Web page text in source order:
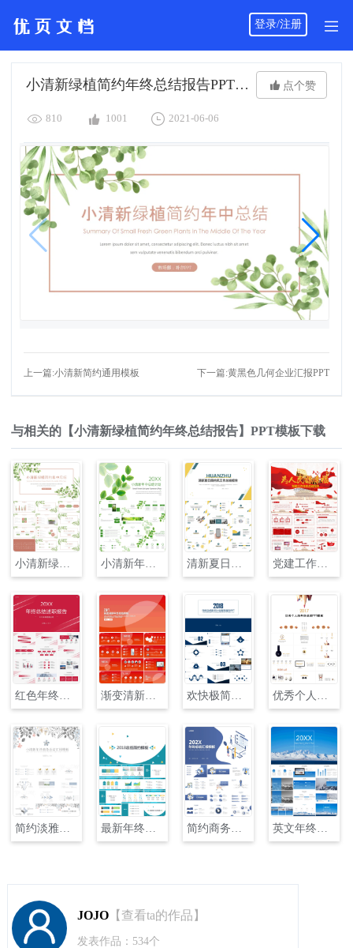
登录/注册
小清新绿植简约年终总结报告PPT模板  点个赞
 810  1001  2021-06-06
上一篇:小清新简约通用模板 下一篇:黄黑色几何企业汇报PPT
与相关的【小清新绿植简约年终总结报告】PPT模板下载
小清新绿植简约年终总结报告PPT模板 小清新年中总结报告PPT模板 清新夏日简约风工作总结报告PPT 党建工作年终总结报告PPT
红色年终总结述职报告PPT 渐变清新年终总结PPT模板 欢快极简年终总结商务报告PPT模板 优秀个人述职报告年终总结PPT模板
简约淡雅花卉年终总结PPT模板
JOJO【查看ta的作品】
发表作品：534个